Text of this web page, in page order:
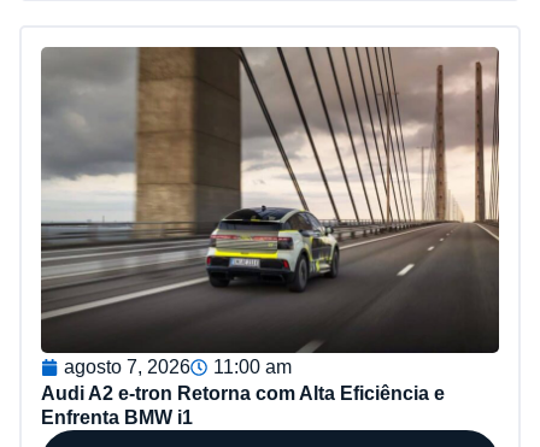
agosto 7, 2026
11:00 am
Audi A2 e-tron Retorna com Alta Eficiência e
Enfrenta BMW i1